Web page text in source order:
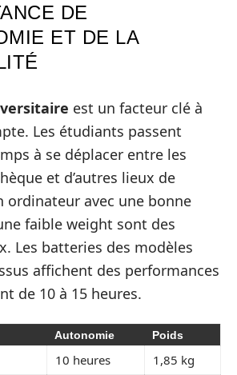
DE
ET DE LA
est un facteur clé à
Les étudiants passent
à se déplacer entre les
et d’autres lieux de
ordinateur avec une bonne
faible weight sont des
Les batteries des modèles
affichent des performances
de 10 à 15 heures.
Autonomie Poids
10 heures
1,85 kg